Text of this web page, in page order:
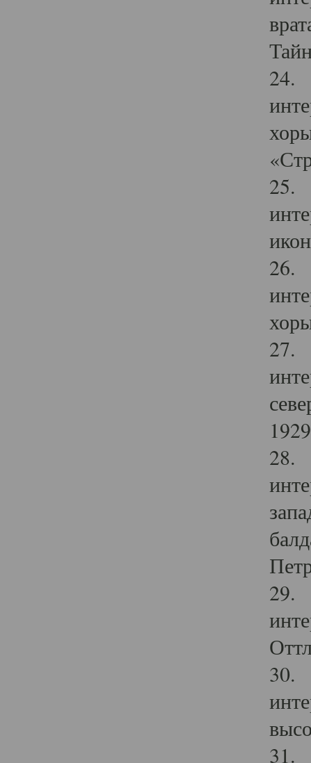
24.
25.
26.
27.
28.
29.
30.
31.